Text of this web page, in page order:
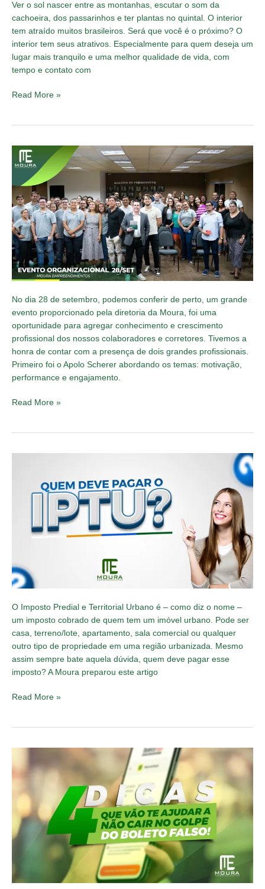
Ver o sol nascer entre as montanhas, escutar o som da
cachoeira, dos passarinhos e ter plantas no quintal. O interior
tem atraído muitos brasileiros. Será que você é o próximo? O
interior tem seus atrativos. Especialmente para quem deseja um
lugar mais tranquilo e uma melhor qualidade de vida, com
tempo e contato com
Read More »
No dia 28 de setembro, podemos conferir de perto, um grande
evento proporcionado pela diretoria da Moura, foi uma
oportunidade para agregar conhecimento e crescimento
profissional dos nossos colaboradores e corretores. Tivemos a
honra de contar com a presença de dois grandes profissionais.
Primeiro foi o Apolo Scherer abordando os temas: motivação,
performance e engajamento.
EVENTO
ORGANIZACIONAL
MOURA
EMPREENDIMENTOS!
Read More »
O Imposto Predial e Territorial Urbano é – como diz o nome –
um imposto cobrado de quem tem um imóvel urbano. Pode ser
casa, terreno/lote, apartamento, sala comercial ou qualquer
outro tipo de propriedade em uma região urbanizada. Mesmo
assim sempre bate aquela dúvida, quem deve pagar esse
imposto? A Moura preparou este artigo
Entenda:
Read More »
falso:
Confira
para
te
golpes